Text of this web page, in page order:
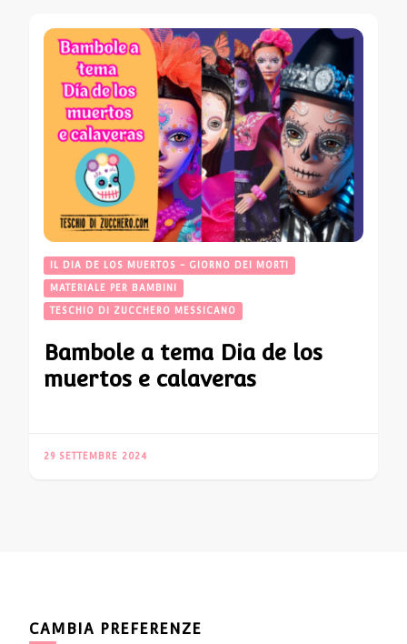
IL DIA DE LOS MUERTOS - GIORNO DEI MORTI
MATERIALE PER BAMBINI
TESCHIO DI ZUCCHERO MESSICANO
Bambole a tema Dia de los
muertos e calaveras
29 SETTEMBRE 2024
CAMBIA PREFERENZE